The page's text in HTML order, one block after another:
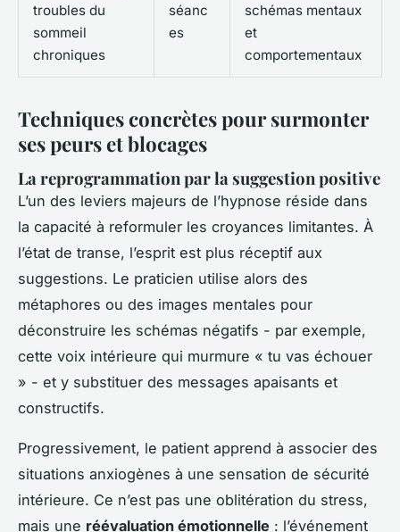
troubles du
sommeil
chroniques
séanc
es
schémas mentaux
et
comportementaux
Techniques concrètes pour surmonter
ses peurs et blocages
La reprogrammation par la suggestion positive
L’un des leviers majeurs de l’hypnose réside dans
la capacité à reformuler les croyances limitantes. À
l’état de transe, l’esprit est plus réceptif aux
suggestions. Le praticien utilise alors des
métaphores ou des images mentales pour
déconstruire les schémas négatifs - par exemple,
cette voix intérieure qui murmure « tu vas échouer
» - et y substituer des messages apaisants et
constructifs.
Progressivement, le patient apprend à associer des
situations anxiogènes à une sensation de sécurité
intérieure. Ce n’est pas une oblitération du stress,
mais une réévaluation émotionnelle : l’événement